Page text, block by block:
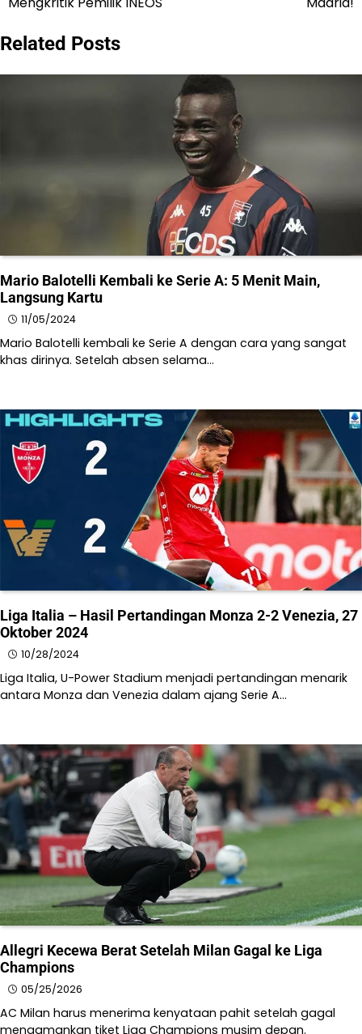
Related Posts
Mario Balotelli Kembali ke Serie A: 5 Menit Main,
Langsung Kartu
11/05/2024
Mario Balotelli kembali ke Serie A dengan cara yang sangat
khas dirinya. Setelah absen selama…
Liga Italia – Hasil Pertandingan Monza 2-2 Venezia, 27
Oktober 2024
10/28/2024
Liga Italia, U-Power Stadium menjadi pertandingan menarik
antara Monza dan Venezia dalam ajang Serie A…
Allegri Kecewa Berat Setelah Milan Gagal ke Liga
Champions
05/25/2026
AC Milan harus menerima kenyataan pahit setelah gagal
mengamankan tiket Liga Champions musim depan.